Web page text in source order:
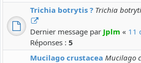
Trichia botrytis ? Trichia
Dernier message par Jplm « 11
Réponses : 5
Mucilago crustacea Mucilago